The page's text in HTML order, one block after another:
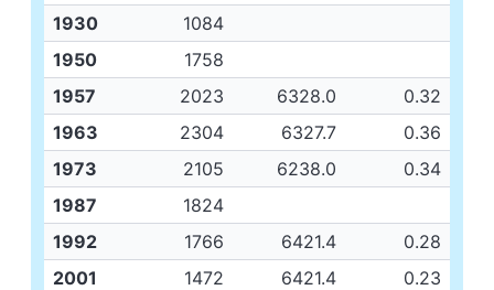
1930
1084
1950
1758
1957
2023 6328.0
0.32
1963
2304 6327.7
0.36
1973
2105 6238.0
0.34
1987
1824
1992
1766 6421.4
0.28
2001
1472 6421.4
0.23